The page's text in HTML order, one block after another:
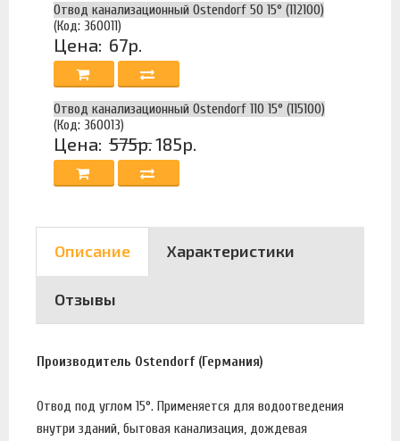
Отвод канализационный Ostendorf 50 15° (112100)
(Код: 360011)
Цена: 67р.
Отвод канализационный Ostendorf 110 15° (115100)
(Код: 360013)
Цена: 575р.185р.
Описание Характеристики
Отзывы
Производитель Ostendorf (Германия)
Отвод под углом 15°. Применяется для водоотведения
внутри зданий, бытовая канализация, дождевая